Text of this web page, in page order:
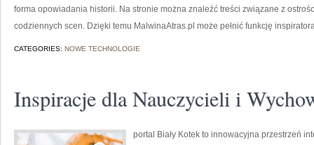
forma opowiadania historii. Na stronie można znaleźć treści związane z
codziennych scen. Dzięki temu MalwinaAtras.pl może pełnić funkcję
CATEGORIES: NOWE TECHNOLOGIE
Inspiracje dla Nauczycieli i
portal Biały Kotek to innowacyjna przestrzeń